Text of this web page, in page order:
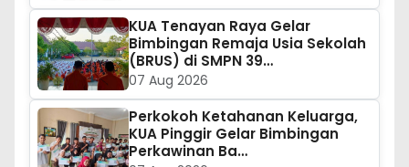
KUA Tenayan Raya Gelar
Bimbingan Remaja Usia Sekolah
(BRUS) di SMPN 39…
07 Aug 2026
Perkokoh Ketahanan Keluarga,
KUA Pinggir Gelar Bimbingan
Perkawinan Ba…